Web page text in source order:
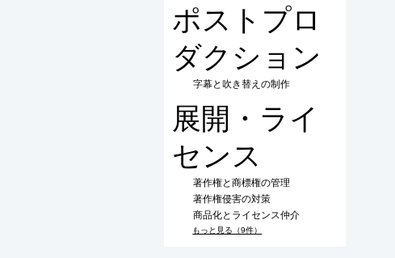
ポストプロ
ダクション
字幕と吹き替えの制作
展開・ライ
センス
著作権と商標権の管理
著作権侵害の対策
商品化とライセンス仲介
もっと見る（9件）